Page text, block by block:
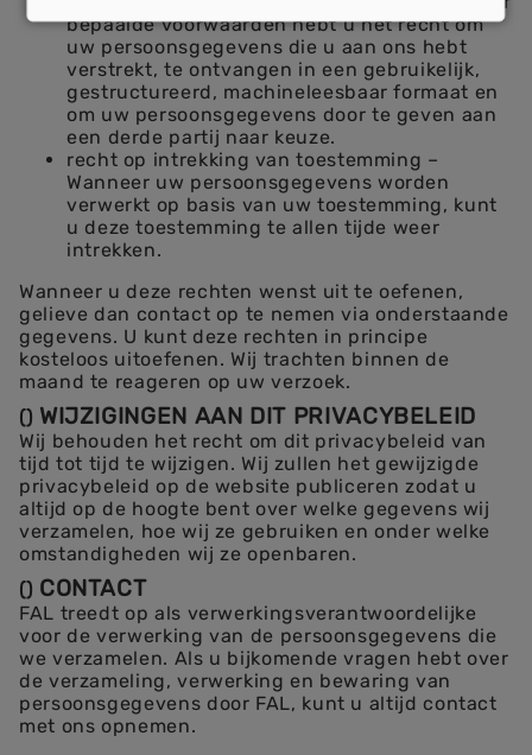
bepaalde voorwaarden hebt u het recht om
uw persoonsgegevens die u aan ons hebt
verstrekt, te ontvangen in een gebruikelijk,
gestructureerd, machineleesbaar formaat en
om uw persoonsgegevens door te geven aan
een derde partij naar keuze.
recht op intrekking van toestemming –
Wanneer uw persoonsgegevens worden
verwerkt op basis van uw toestemming, kunt
u deze toestemming te allen tijde weer
intrekken.
Wanneer u deze rechten wenst uit te oefenen,
gelieve dan contact op te nemen via onderstaande
gegevens. U kunt deze rechten in principe
kosteloos uitoefenen. Wij trachten binnen de
maand te reageren op uw verzoek.
() WIJZIGINGEN AAN DIT PRIVACYBELEID
Wij behouden het recht om dit privacybeleid van
tijd tot tijd te wijzigen. Wij zullen het gewijzigde
privacybeleid op de website publiceren zodat u
altijd op de hoogte bent over welke gegevens wij
verzamelen, hoe wij ze gebruiken en onder welke
omstandigheden wij ze openbaren.
() CONTACT
FAL treedt op als verwerkingsverantwoordelijke
voor de verwerking van de persoonsgegevens die
we verzamelen. Als u bijkomende vragen hebt over
de verzameling, verwerking en bewaring van
persoonsgegevens door FAL, kunt u altijd contact
met ons opnemen.